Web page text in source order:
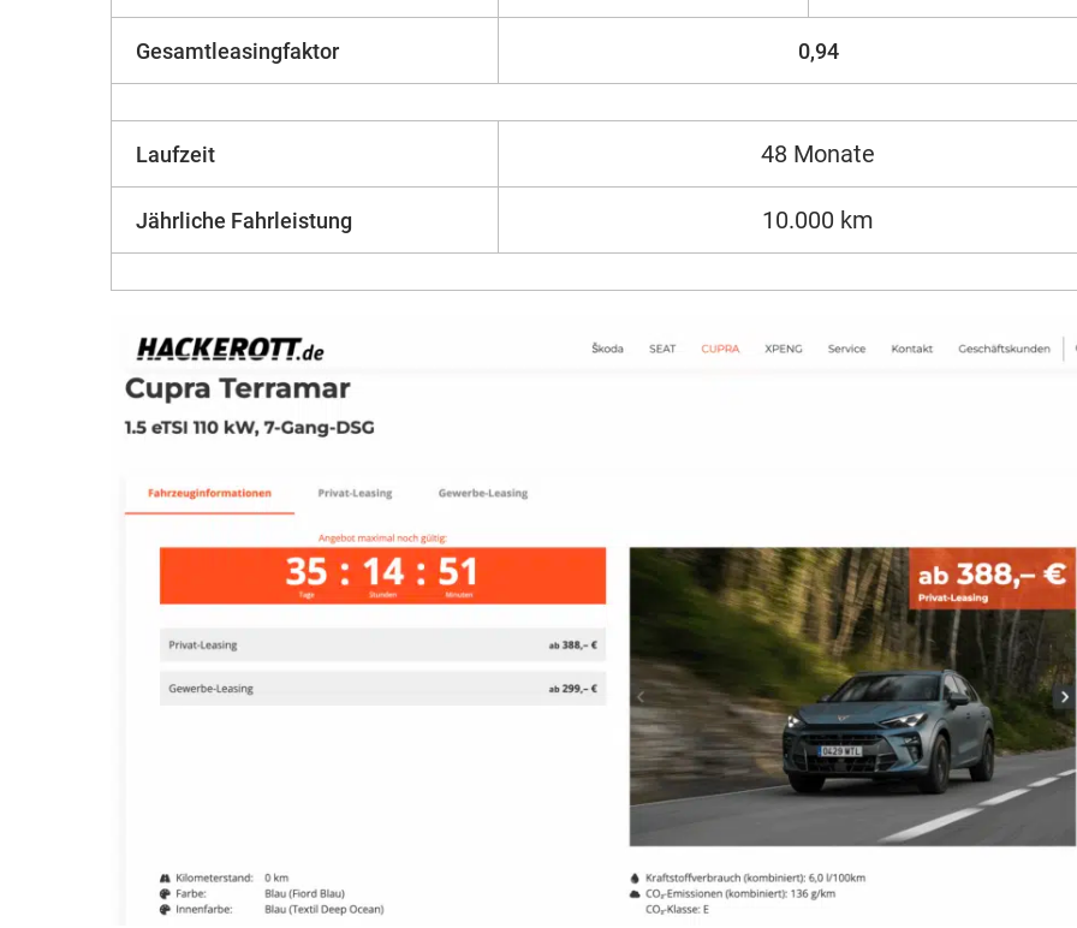
Gesamtleasingfaktor 0,94
Laufzeit 48 Monate
Jährliche Fahrleistung 10.000 km